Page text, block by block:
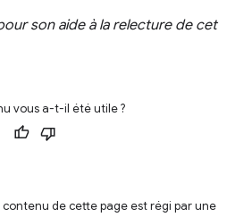
son aide à la relecture de cet
vous a-t-il été utile ?
de cette page est régi par une